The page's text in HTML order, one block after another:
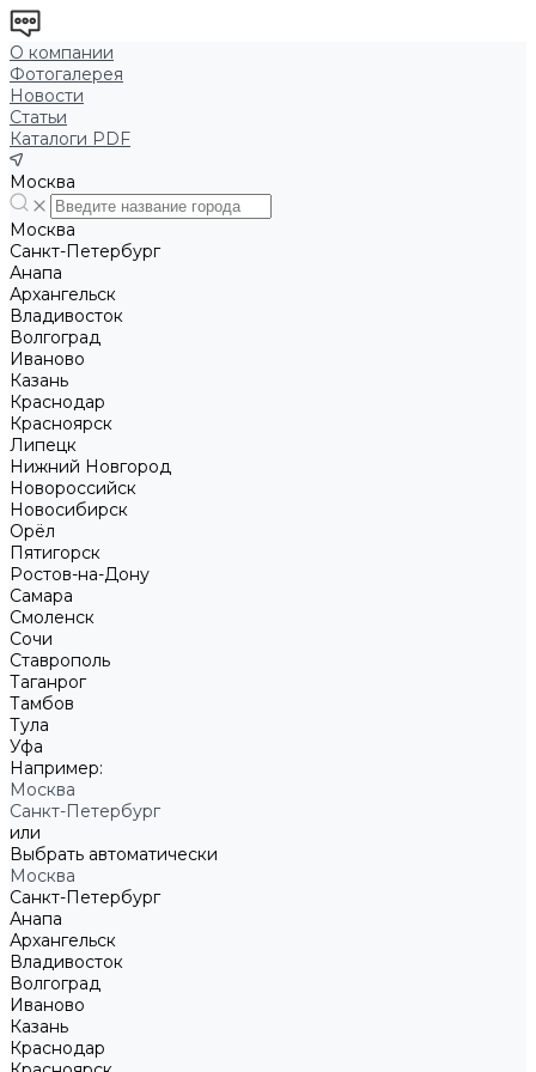
О компании
Фотогалерея
Новости
Статьи
Каталоги PDF
Москва
Москва
Санкт-Петербург
Анапа
Архангельск
Владивосток
Волгоград
Иваново
Казань
Краснодар
Красноярск
Липецк
Нижний Новгород
Новороссийск
Новосибирск
Орёл
Пятигорск
Ростов-на-Дону
Самара
Смоленск
Сочи
Ставрополь
Таганрог
Тамбов
Тула
Уфа
Например:
Москва
Санкт-Петербург
или
Выбрать автоматически
Москва
Санкт-Петербург
Анапа
Архангельск
Владивосток
Волгоград
Иваново
Казань
Краснодар